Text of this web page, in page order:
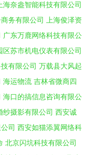
上海奈盎智能科技有限公司
务有限公司
上海俊泽资
广东万鹿网络科技有限公
区苏市机电仪表有限公司
有限公司 万载县大风起
海运物流 吉林省微商四
海口的搞信息咨询有限公
纱摄影有限公司 西安诚
司 西安如猫添翼网络科
北京闪坑科技有限公司